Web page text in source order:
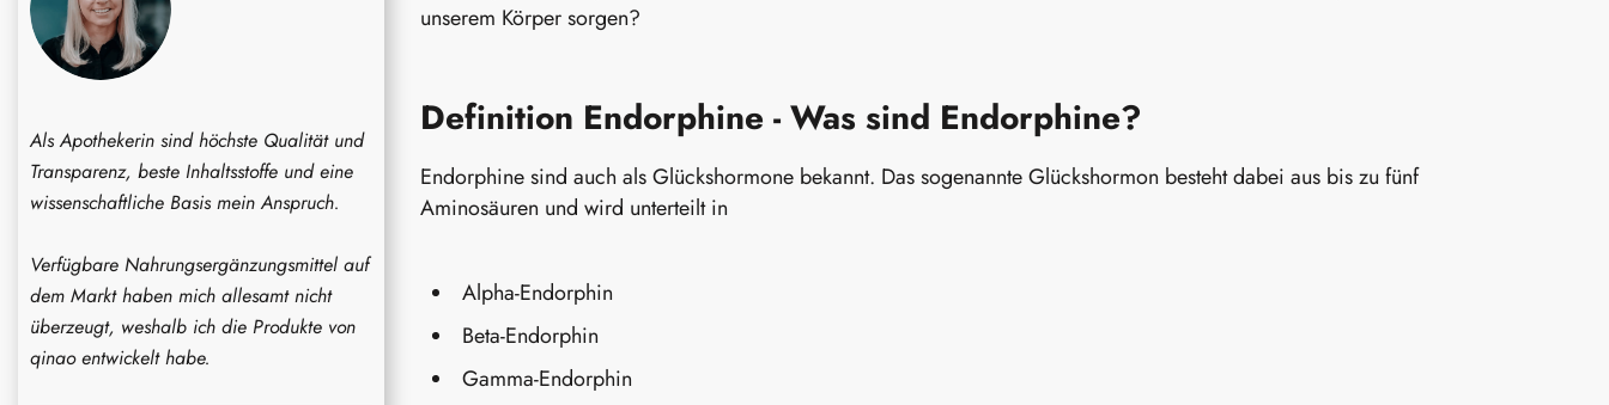
Als Apothekerin sind höchste Qualität und
Transparenz, beste Inhaltsstoffe und eine
wissenschaftliche Basis mein Anspruch.
Verfügbare Nahrungsergänzungsmittel auf
dem Markt haben mich allesamt nicht
überzeugt, weshalb ich die Produkte von
qinao entwickelt habe.
unserem Körper sorgen?
Definition Endorphine - Was sind Endorphine?
Endorphine sind auch als Glückshormone bekannt. Das sogenannte Glückshormon besteht dabei aus bis zu fünf
Aminosäuren und wird unterteilt in
Alpha-Endorphin
Beta-Endorphin
Gamma-Endorphin